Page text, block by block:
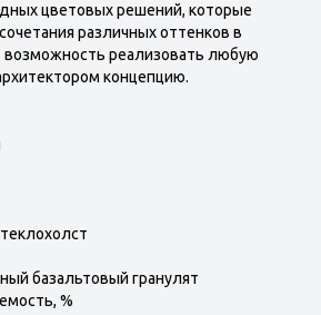
цветовых решений, которые
различных оттенков в
реализовать любую
концепцию.
базальтовый гранулят
%